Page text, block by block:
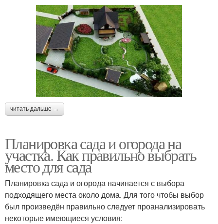
читать дальше →
Планировка сада и огорода на
участка. Как правильно выбрать
место для сада
Планировка сада и огорода начинается с выбора
подходящего места около дома. Для того чтобы выбор
был произведён правильно следует проанализировать
некоторые имеющиеся условия: